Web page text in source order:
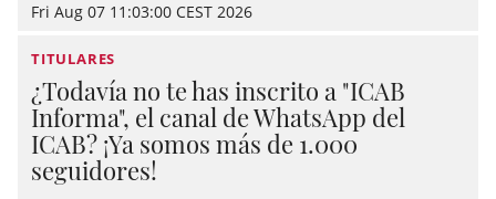
Fri Aug 07 11:03:00 CEST 2026
TITULARES
¿Todavía no te has inscrito a "ICAB
Informa", el canal de WhatsApp del
ICAB? ¡Ya somos más de 1.000
seguidores!